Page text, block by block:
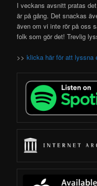
I veckans avsnitt pratas
är på gång. Det snackas
även om vi inte rör på oss
folk som gör det! Trevlig
>>klicka här för att lyssna